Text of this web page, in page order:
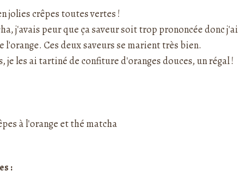
joliescrêpestoutes vertes !
j'avais peur que ça saveur soit trop prononcée donc j'ai
l'orange. Ces deux saveurs se marient très bien.
je les ai tartiné de confiture d'oranges douces, un régal !
: